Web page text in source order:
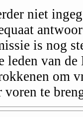
niet
is nog
leden van
om
te